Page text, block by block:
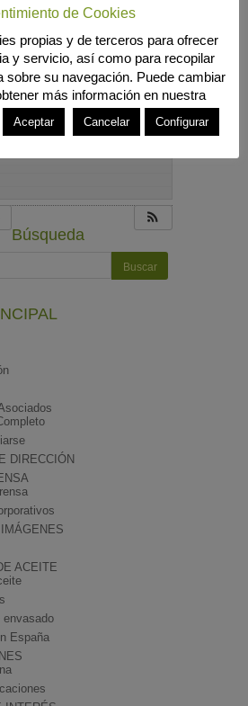
Búsqueda
DIRECCIÓN
ACEITE
envasado
España
de Cookies
propias y de terceros para ofrecer
y servicio, así como para recopilar
sobre su navegación. Puede cambiar
más información en nuestra
Aceptar Cancelar Configurar